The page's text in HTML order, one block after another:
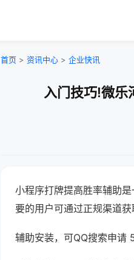
首页 > 资讯中心 > 企业快讯
入门技巧!微乐
小程序打牌提高胜率辅助
要的用户可通过正规渠道获
辅助安装，可QQ搜索申